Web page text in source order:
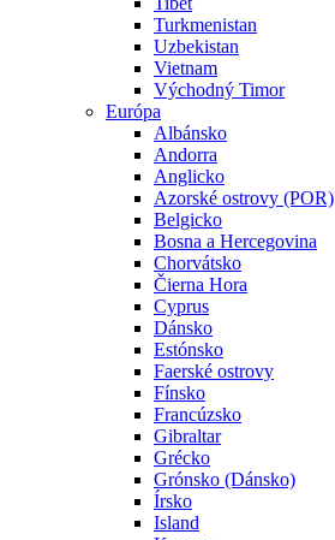
Turkmenistan
Uzbekistan
Vietnam
Východný Timor
Európa
Albánsko
Andorra
Anglicko
Azorské ostrovy (POR)
Belgicko
Bosna a Hercegovina
Chorvátsko
Čierna Hora
Cyprus
Dánsko
Estónsko
Faerské ostrovy
Fínsko
Francúzsko
Gibraltar
Grécko
Grónsko (Dánsko)
Írsko
Island